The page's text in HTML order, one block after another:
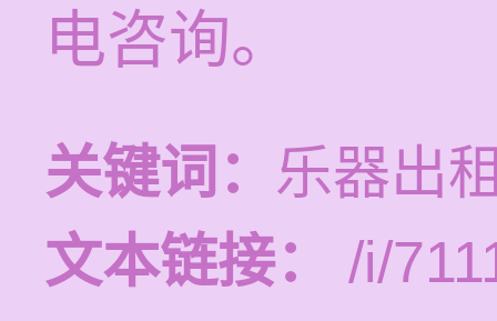
电咨询。
关键词： 乐器出
文本链接：
/i/